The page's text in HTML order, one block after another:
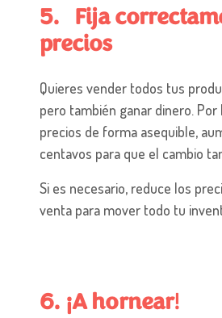
5. Fija
precios
Quieres vender todos tus
pero también ganar dinero.
precios de forma asequible,
centavos para que el cambio
Si es necesario, reduce los
venta para mover todo tu
6. ¡A hornear!